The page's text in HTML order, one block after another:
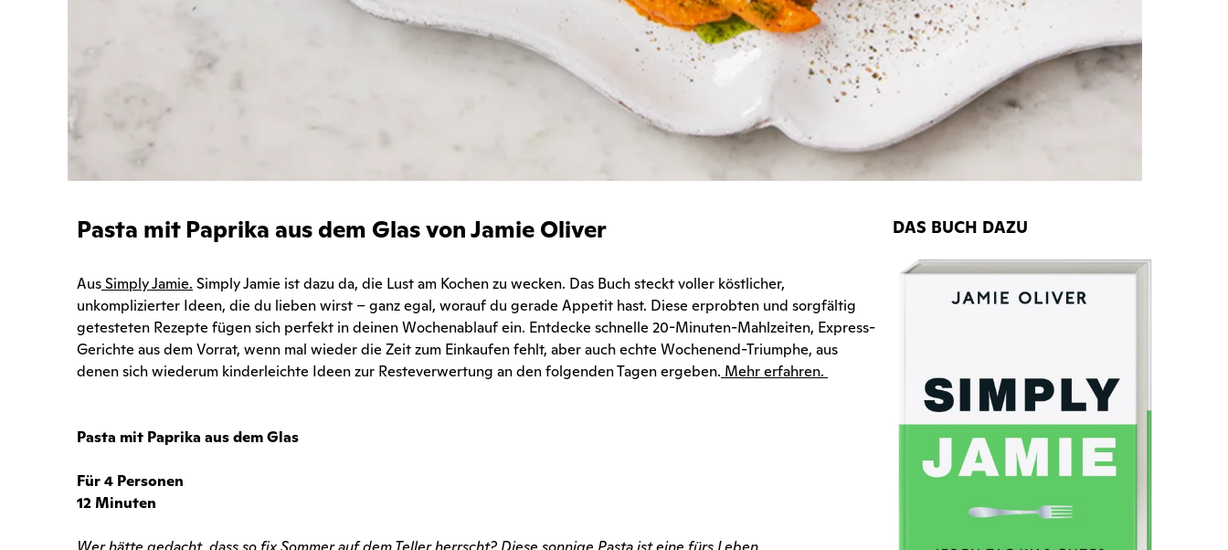
Pasta mit Paprika aus dem Glas von Jamie Oliver
AusSimply Jamie. Simply Jamie ist dazu da, die Lust am Kochen zu wecken. Das Buch steckt voller köstlicher,
unkomplizierter Ideen, die du lieben wirst – ganz egal, worauf du gerade Appetit hast. Diese erprobten und sorgfältig
getesteten Rezepte fügen sich perfekt in deinen Wochenablauf ein. Entdecke schnelle 20-Minuten-Mahlzeiten, Express-
Gerichte aus dem Vorrat, wenn mal wieder die Zeit zum Einkaufen fehlt, aber auch echte Wochenend-Triumphe, aus
denen sich wiederum kinderleichte Ideen zur Resteverwertung an den folgenden Tagen ergeben. Mehr erfahren.
Pasta mit Paprika aus dem Glas
Für 4 Personen
12 Minuten
DAS BUCH DAZU